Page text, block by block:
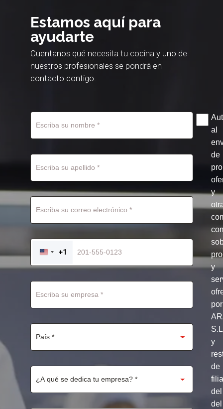
Estamos aquí para
ayudarte
Cuentanos qué necesita tu cocina y uno de
nuestros profesionales se pondrá en
contacto contigo.
UNITED
STATES
+1
al
de
y
y
por
y
de
del
del